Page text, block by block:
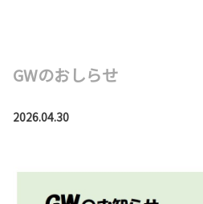
GWのおしらせ
2026.04.30